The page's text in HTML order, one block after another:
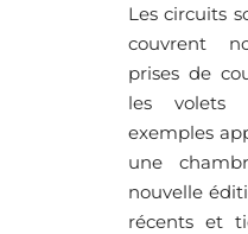
Les circuits
couvrent
prises de
les volets
exemples
une
nouvelle
récents et